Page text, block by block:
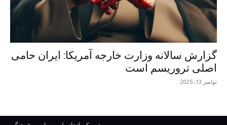
گزارش سالانه وزارت خارجه آمریکا: ایران حامی
اصلی تروریسم است
نوامبر 13, 2025